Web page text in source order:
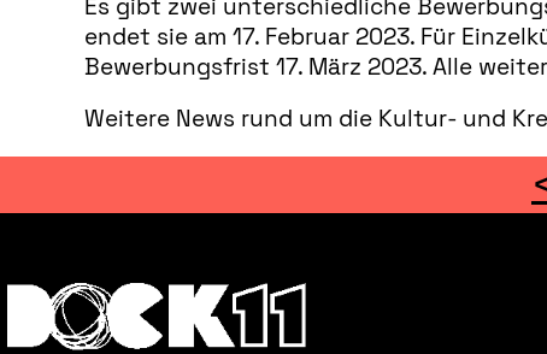
Es gibt zwei unterschiedliche
endet sie am 17. Februar 2023. Für
Bewerbungsfrist 17. März 2023. Alle
Weitere News rund um die Kultur- und